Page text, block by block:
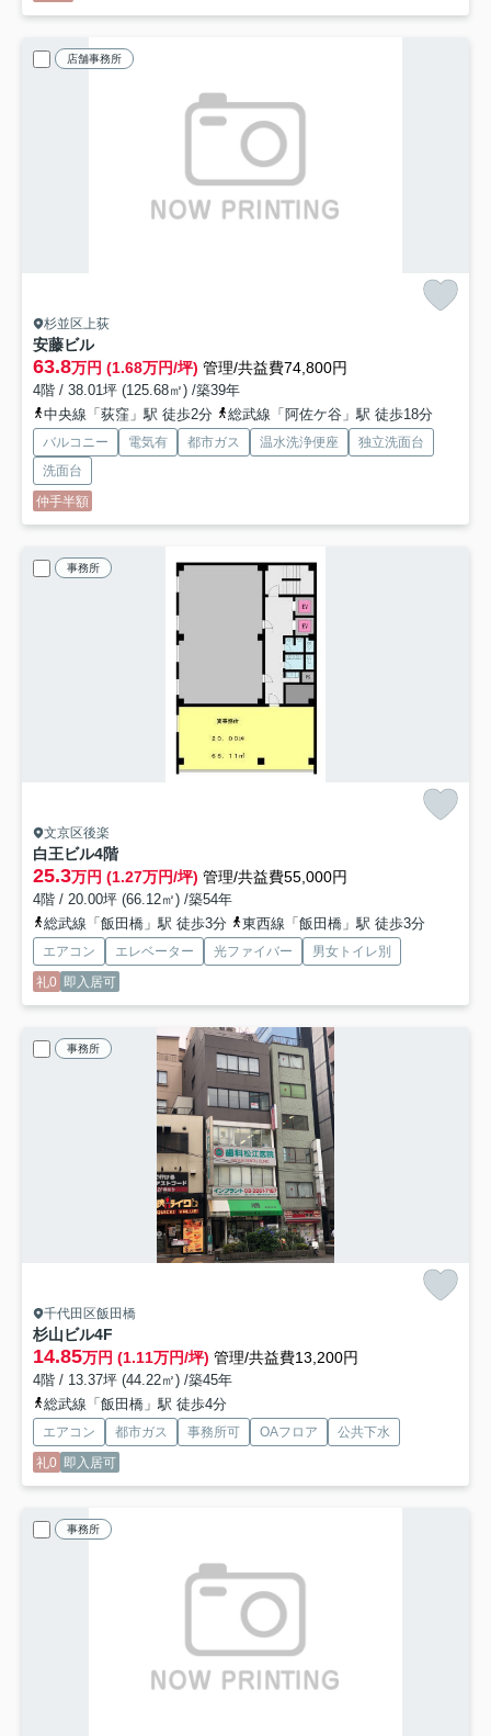
店舗事務所
杉並区上荻
安藤ビル
63.8万円 (1.68万円/坪) 管理/共益費74,800円
4階 / 38.01坪 (125.68㎡) /築39年
中央線「荻窪」駅 徒歩2分
総武線「阿佐ケ谷」駅 徒歩18分
バルコニー 電気有 都市ガス 温水洗浄便座
独立洗面台
洗面台
仲手半額
事務所
文京区後楽
白王ビル4階
25.3万円 (1.27万円/坪) 管理/共益費55,000円
4階 / 20.00坪 (66.12㎡) /築54年
総武線「飯田橋」駅 徒歩3分
東西線「飯田橋」駅 徒歩3分
エアコン エレベーター 光ファイバー
男女トイレ別
礼0 即入居可
事務所
千代田区飯田橋
杉山ビル4F
14.85万円 (1.11万円/坪) 管理/共益費13,200円
4階 / 13.37坪 (44.22㎡) /築45年
総武線「飯田橋」駅 徒歩4分
エアコン 都市ガス 事務所可 OAフロア
公共下水
礼0 即入居可
事務所